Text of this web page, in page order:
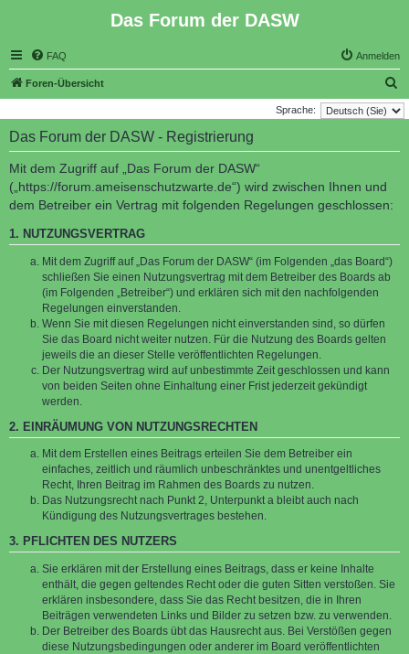
Das Forum der DASW
FAQ Anmelden
Foren-Übersicht
u
Sprache:
Das Forum der DASW - Registrierung
Mit dem Zugriff auf „Das Forum der DASW“
(„https://forum.ameisenschutzwarte.de“) wird zwischen Ihnen und
dem Betreiber ein Vertrag mit folgenden Regelungen geschlossen:
1. NUTZUNGSVERTRAG
Mit dem Zugriff auf „Das Forum der DASW“ (im Folgenden „das Board“)
schließen Sie einen Nutzungsvertrag mit dem Betreiber des Boards ab
(im Folgenden „Betreiber“) und erklären sich mit den nachfolgenden
Regelungen einverstanden.
Wenn Sie mit diesen Regelungen nicht einverstanden sind, so dürfen
Sie das Board nicht weiter nutzen. Für die Nutzung des Boards gelten
jeweils die an dieser Stelle veröffentlichten Regelungen.
Der Nutzungsvertrag wird auf unbestimmte Zeit geschlossen und kann
von beiden Seiten ohne Einhaltung einer Frist jederzeit gekündigt
werden.
2. EINRÄUMUNG VON NUTZUNGSRECHTEN
Mit dem Erstellen eines Beitrags erteilen Sie dem Betreiber ein
einfaches, zeitlich und räumlich unbeschränktes und unentgeltliches
Recht, Ihren Beitrag im Rahmen des Boards zu nutzen.
Das Nutzungsrecht nach Punkt 2, Unterpunkt a bleibt auch nach
Kündigung des Nutzungsvertrages bestehen.
3. PFLICHTEN DES NUTZERS
Sie erklären mit der Erstellung eines Beitrags, dass er keine Inhalte
enthält, die gegen geltendes Recht oder die guten Sitten verstoßen. Sie
erklären insbesondere, dass Sie das Recht besitzen, die in Ihren
Beiträgen verwendeten Links und Bilder zu setzen bzw. zu verwenden.
Der Betreiber des Boards übt das Hausrecht aus. Bei Verstößen gegen
diese Nutzungsbedingungen oder anderer im Board veröffentlichten